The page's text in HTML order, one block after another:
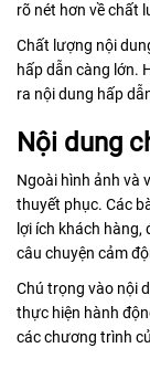
rõ nét hơn về chất
Chất lượng nội
hấp dẫn càng lớn.
ra nội dung hấp
Nội dung
Ngoài hình ảnh và
thuyết phục. Các
lợi ích khách
câu chuyện cảm
Chú trọng vào nội
thực hiện hành
các chương trình